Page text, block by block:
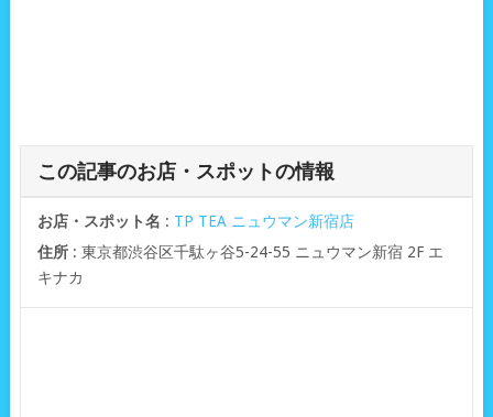
この記事のお店・スポットの情報
お店・スポット名 : TP TEA ニュウマン新宿店
住所: 東京都渋谷区千駄ヶ谷5-24-55 ニュウマン新宿 2F エ
キナカ